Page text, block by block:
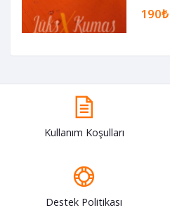
190₺
Kullanım Koşulları
Destek Politikası